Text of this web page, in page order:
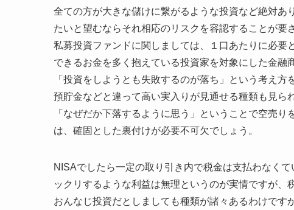
全ての方が大きな儲けに繋がるような投資など絶対
たいと望むならそれ相応のリスクを容認することが要
私募投資ファンドに関しましては、１口あたりに必
できるお金を多く抱えている投資家を対象にした金融
「投資をしようとも失敗するのが落ち」という考え
預貯金などと違って高い実入りが見通せる種類も見ら
「なぜだか下落するように思う」ということで空売
は、確固とした裏付けが必要不可欠でしょう。
NISAでしたら一定の取り引き内で税金は支払わなく
ックリするような利益は無理というのが実情ですが、
おんなじ投資だとしましても種類が諸々あるわけで